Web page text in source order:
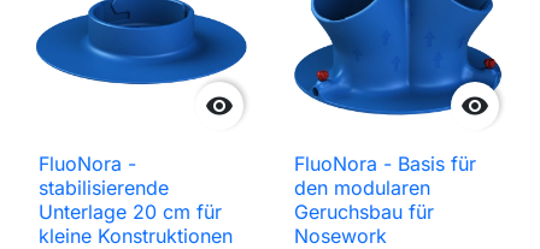

FluoNora -
stabilisierende
Unterlage 20 cm für
kleine Konstruktionen

FluoNora - Basis für
den modularen
Geruchsbau für
Nosework